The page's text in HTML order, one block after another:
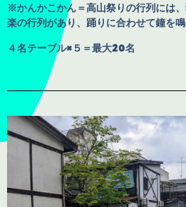
※かんかこかん＝高山祭りの行列には
楽の行列があり、踊りに合わせて鐘を
４名テーブル×５＝最大20名